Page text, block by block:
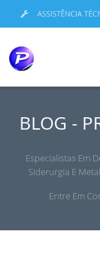
ASSISTÊNCIA
BLOG -
Especialistas Em
Siderurgia E
Entre Em